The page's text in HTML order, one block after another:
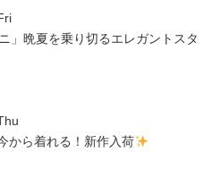
」晩夏を乗り切るエレガントスタ
から着れる！新作入荷